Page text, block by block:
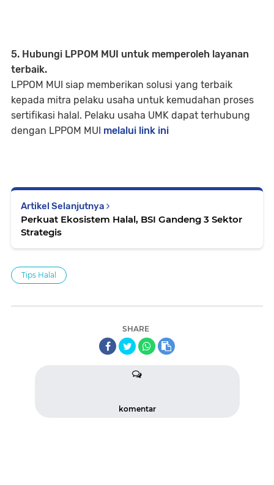
5. Hubungi LPPOM MUI untuk memperoleh layanan
terbaik.
LPPOM MUI siap memberikan solusi yang terbaik
kepada mitra pelaku usaha untuk kemudahan proses
sertifikasi halal. Pelaku usaha UMK dapat terhubung
dengan LPPOM MUI melalui link ini
Artikel Selanjutnya
Perkuat Ekosistem Halal, BSI Gandeng 3 Sektor
Strategis
Tips Halal
SHARE
komentar